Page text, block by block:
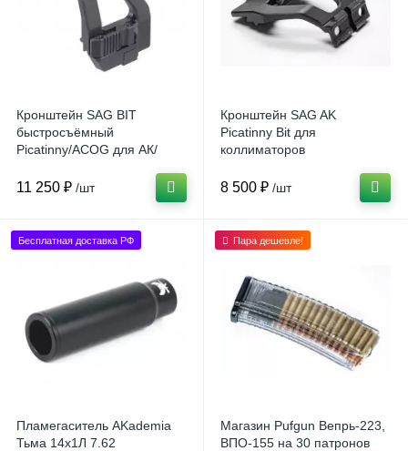
Кронштейн SAG BIT
быстросъёмный
Picatinny/ACOG для АК/
11 250 ₽ /шт
Кронштейн SAG AK
Picatinny Bit для
коллиматоров
8 500 ₽ /шт
Бесплатная доставка РФ
Пламегаситель AKademia
Тьма 14x1Л 7.62
Пара дешевле!
Магазин Pufgun Вепрь-223,
ВПО-155 на 30 патронов